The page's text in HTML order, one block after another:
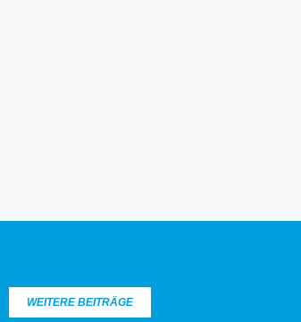
WEITERE BEITRÄGE